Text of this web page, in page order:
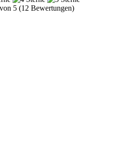
5 (12 Bewertungen)